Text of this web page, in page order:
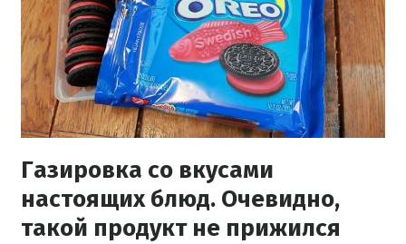
Газировка со вкусами
настоящих блюд. Очевидно,
такой продукт не прижился